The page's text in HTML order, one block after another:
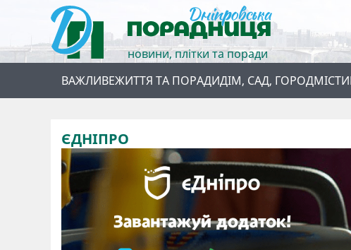
новини, плітки та поради
ВАЖЛИВЕЖИТТЯ ТА ПОРАДИДІМ, САД, ГОРОД
ЄДНІПРО